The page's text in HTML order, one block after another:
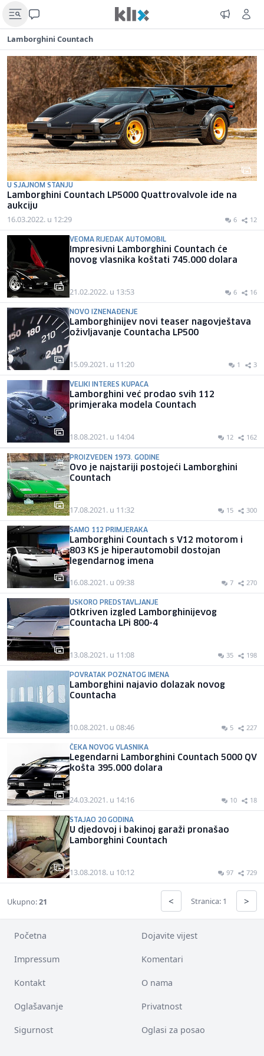
Lamborghini Countach
U SJAJNOM STANJU
Lamborghini Countach LP5000 Quattrovalvole ide na
aukciju
16.03.2022. u 12:29 6 12
VEOMA RIJEDAK AUTOMOBIL
Impresivni Lamborghini Countach će
novog vlasnika koštati 745.000 dolara
21.02.2022. u 13:53 6 16
NOVO IZNENAĐENJE
Lamborghinijev novi teaser nagovještava
oživljavanje Countacha LP500
15.09.2021. u 11:20 1 3
VELIKI INTERES KUPACA
Lamborghini već prodao svih 112
primjeraka modela Countach
18.08.2021. u 14:04 12 162
PROIZVEDEN 1973. GODINE
Ovo je najstariji postojeći Lamborghini
Countach
17.08.2021. u 11:32 15 300
SAMO 112 PRIMJERAKA
Lamborghini Countach s V12 motorom i
803 KS je hiperautomobil dostojan
legendarnog imena
16.08.2021. u 09:38 7 270
USKORO PREDSTAVLJANJE
Otkriven izgled Lamborghinijevog
Countacha LPi 800-4
13.08.2021. u 11:08 35 198
POVRATAK POZNATOG IMENA
Lamborghini najavio dolazak novog
Countacha
10.08.2021. u 08:46 5 227
ČEKA NOVOG VLASNIKA
Legendarni Lamborghini Countach 5000 QV
košta 395.000 dolara
24.03.2021. u 14:16 10 18
STAJAO 20 GODINA
U djedovoj i bakinoj garaži pronašao
Lamborghini Countach
13.08.2018. u 10:12 97 729
Ukupno:21 < Stranica: 1 >
Početna Dojavite vijest
Impressum Komentari
Kontakt O nama
Oglašavanje Privatnost
Sigurnost Oglasi za posao